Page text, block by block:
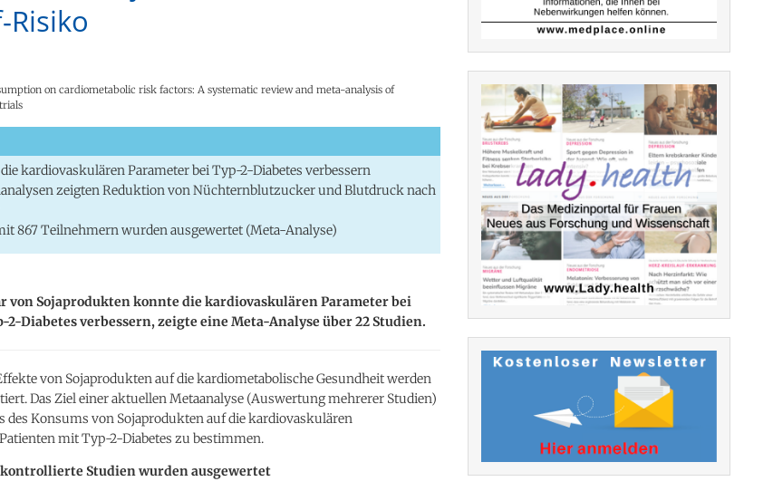
Risiko
on cardiometabolic risk factors: A systematic review and meta-analysis of
kardiovaskulären Parameter bei Typ-2-Diabetes verbessern
zeigten Reduktion von Nüchternblutzucker und Blutdruck nach
867 Teilnehmern wurden ausgewertet (Meta-Analyse)
von Sojaprodukten konnte die kardiovaskulären Parameter bei
Diabetes verbessern, zeigte eine Meta-Analyse über 22 Studien.
von Sojaprodukten auf die kardiometabolische Gesundheit werden
Das Ziel einer aktuellen Metaanalyse (Auswertung mehrerer Studien)
des Konsums von Sojaprodukten auf die kardiovaskulären
mit Typ-2-Diabetes zu bestimmen.
Studien wurden ausgewertet